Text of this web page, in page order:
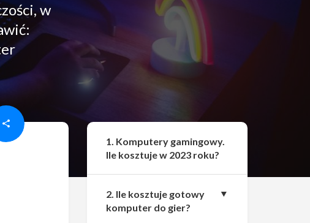
w
1. Komputery gamingowy.
Ile kosztuje w 2023 roku?
2. Ile kosztuje gotowy
komputer do gier?